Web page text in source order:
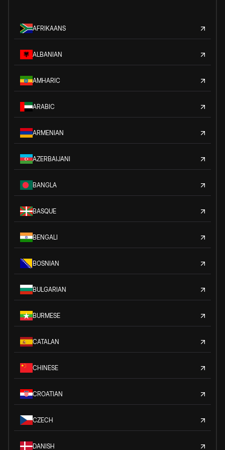
AFRIKAANS
ALBANIAN
AMHARIC
ARABIC
ARMENIAN
AZERBAIJANI
BANGLA
BASQUE
BENGALI
BOSNIAN
BULGARIAN
BURMESE
CATALAN
CHINESE
CROATIAN
CZECH
DANISH